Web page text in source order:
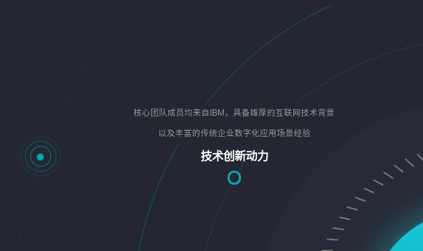
核心团队成员均来自IBM，具备雄厚的互联网技术背景
以及丰富的传统企业数字化应用场景经验
技术创新动力